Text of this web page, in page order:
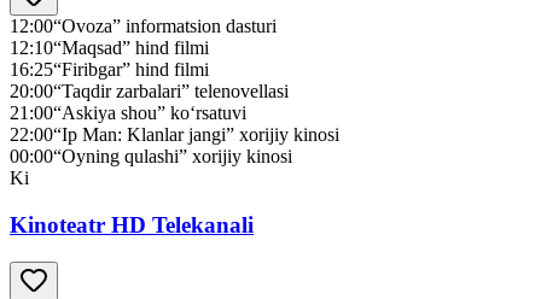
12:00“Ovoza” informatsion dasturi
12:10“Maqsad” hind filmi
16:25“Firibgar” hind filmi
20:00“Taqdir zarbalari” telenovellasi
21:00“Askiya shou” ko‘rsatuvi
22:00“Ip Man: Klanlar jangi” xorijiy kinosi
00:00“Oyning qulashi” xorijiy kinosi
Ki
Kinoteatr HD Telekanali